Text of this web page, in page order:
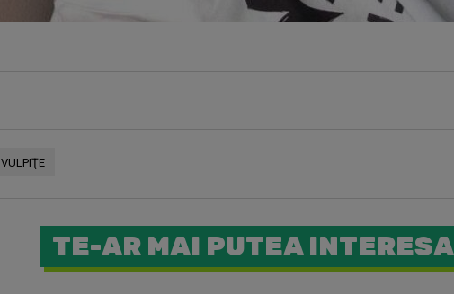
VULPIŢE
TE-AR MAI PUTEA INTERESA